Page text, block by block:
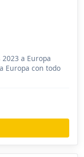
a Europa
Europa con todo